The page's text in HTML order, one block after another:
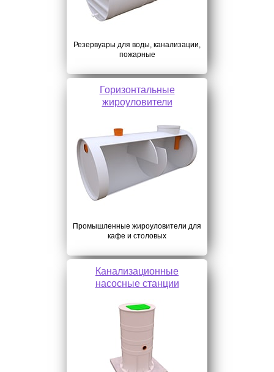
Резервуары для воды, канализации,
пожарные
Горизонтальные
жироуловители
Промышленные жироуловители для
кафе и столовых
Канализационные
насосные станции